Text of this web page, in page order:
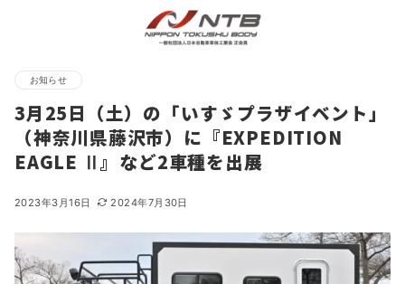
お知らせ
3月25日（土）の「いすゞプラザイベント」
（神奈川県藤沢市）に『EXPEDITION
EAGLE Ⅱ』など2車種を出展
2023年3月16日 2024年7月30日